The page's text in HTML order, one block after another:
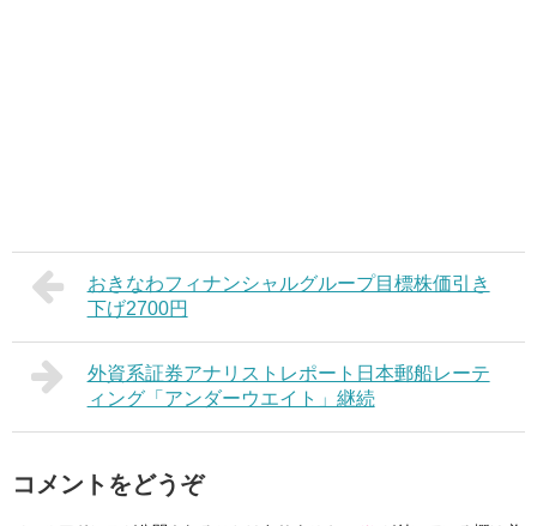
おきなわフィナンシャルグループ目標株価引き
下げ2700円
外資系証券アナリストレポート日本郵船レーテ
ィング「アンダーウエイト」継続
コメントをどうぞ